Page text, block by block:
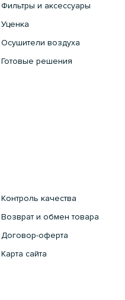
Фильтры и аксессуары
Уценка
Осушители воздуха
Готовые решения
Контроль качества
Возврат и обмен товара
Договор-оферта
Карта сайта